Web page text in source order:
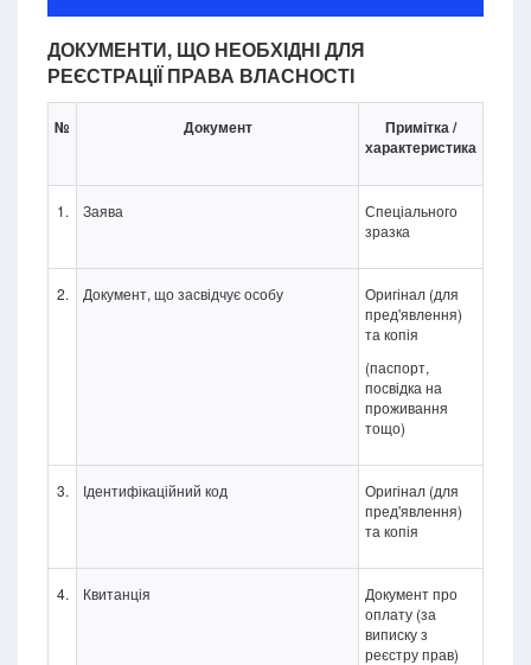
ДОКУМЕНТИ, ЩО НЕОБХІДНІ ДЛЯ
РЕЄСТРАЦІЇ ПРАВА ВЛАСНОСТІ
№ Документ
Примітка /
характеристика
1. Заява
Спеціального
зразка
2. Документ, що засвідчує особу
Оригінал (для
пред'явлення)
та копія
(паспорт,
посвідка на
проживання
тощо)
3. Ідентифікаційний код
Оригінал (для
пред'явлення)
та копія
4. Квитанція
Документ про
оплату (за
виписку з
реєстру прав)